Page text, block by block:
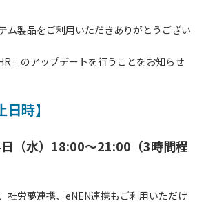
ム製品をご利用いただきありがとうござい
」のアップデートを行うことをお知らせ
時】
（水）18:00～21:00（3時間程
社労夢連携、eNEN連携もご利用いただけ